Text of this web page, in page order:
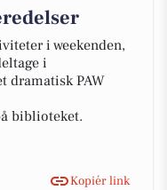
i weekenden,
i
dramatisk PAW
biblioteket.
Kopiér link